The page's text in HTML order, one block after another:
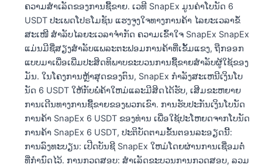
ຄວາມສໍາເລັດຂອງການຊື້ຂາຍ. ເວທີ SnapEx ມູນຄ່າໂບນັດ 6
USDT ປະເພດໂປຣໂມຊັນ ແຮງຈູງໃຈທາງການຄ້າ ໄລຍະເວລາຂໍ້
ສະເໜີ ສໍາລັບໄລຍະເວລາຈໍາກັດ ຄວາມເຂົ້າໃຈ SnapEx SnapEx
ແມ່ນມີຊື່ສຽງສໍາລັບແພລະຕະຟອມການຄ້າທີ່ເຂັ້ມແຂງ, ຖືກອອກ
ແບບມາເພື່ອເພີ່ມປະສິດທິພາບຂະບວນການຊື້ຂາຍສໍາລັບຜູ້ໃຊ້ຂອງ
ມັນ. ໃນໂຄງການຫຼ້າສຸດຂອງຕົນ, SnapEx ກໍາລັງສະເຫນີເງິນໂບ
ນັດ 6 USDT ໃຫ້ກັບພໍ່ຄ້າໃຫມ່ແລະມີສິດໄດ້ຮັບ, ເສີມຂະຫຍາຍ
ການເດີນທາງການຊື້ຂາຍຂອງພວກເຂົາ. ການຮັບປະກັນເງິນໂບນັດ
ການຄ້າ SnapEx 6 USDT ຂອງທ່ານ ເພື່ອໃຊ້ປະໂຫຍດຈາກໂບນັດ
ການຄ້າ SnapEx 6 USDT, ປະຕິບັດຕາມຂັ້ນຕອນລະອຽດນີ້:
ການລົງທະບຽນ: ເປີດບັນຊີ SnapEx ໃຫມ່ໂດຍຜ່ານການເຊື່ອມຕໍ່
ທີ່ກໍານົດໄວ້. ການກວດສອບ: ສໍາເລັດຂະບວນການກວດສອບ, ລວມ